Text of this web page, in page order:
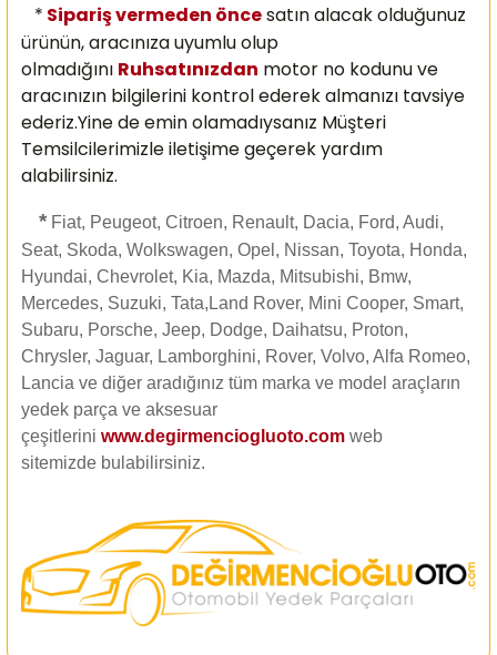
* Sipariş vermeden öncesatın alacak olduğunuz
ürünün, aracınıza uyumlu olup
olmadığını Ruhsatınızdan motor no kodunu ve
aracınızın bilgilerini kontrol ederek almanızı tavsiye
ederiz.Yine de emin olamadıysanız Müşteri
Temsilcilerimizle iletişime geçerek yardım
alabilirsiniz.
* Fiat, Peugeot, Citroen, Renault, Dacia, Ford, Audi,
Seat, Skoda, Wolkswagen, Opel, Nissan, Toyota, Honda,
Hyundai, Chevrolet, Kia, Mazda, Mitsubishi, Bmw,
Mercedes, Suzuki, Tata,Land Rover, Mini Cooper, Smart,
Subaru, Porsche, Jeep, Dodge, Daihatsu, Proton,
Chrysler, Jaguar, Lamborghini, Rover, Volvo, Alfa Romeo,
Lancia ve diğer aradığınız tüm marka ve model araçların
yedek parça ve aksesuar
çeşitlerini www.degirmenciogluoto.com web
sitemizde bulabilirsiniz.